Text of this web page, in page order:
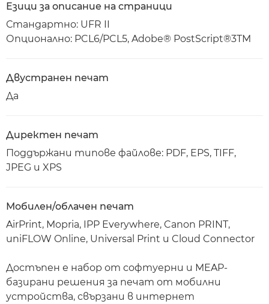
Езици за описание на страници
Стандартно: UFR II
Опционално: PCL6/PCL5, Adobe® PostScript®3TM
Двустранен печат
Да
Директен печат
Поддържани типове файлове: PDF, EPS, TIFF,
JPEG и XPS
Мобилен/облачен печат
AirPrint, Mopria, IPP Everywhere, Canon PRINT,
uniFLOW Online, Universal Print и Cloud Connector
Достъпен е набор от софтуерни и MEAP-
базирани решения за печат от мобилни
устройства, свързани в интернет